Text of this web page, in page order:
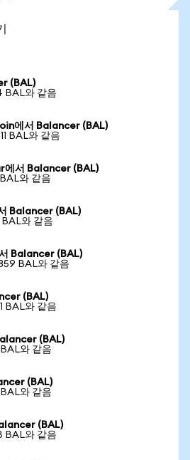
(BAL)
BAL와 같음
에서 Balancer (BAL)
BAL와 같음
서 Balancer (BAL)
와 같음
Balancer (BAL)
와 같음
Balancer (BAL)
BAL와 같음
(BAL)
BAL와 같음
(BAL)
와 같음
(BAL)
와 같음
(BAL)
BAL와 같음